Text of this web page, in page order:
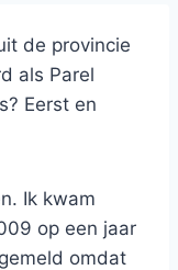
de provincie
als Parel
Eerst en
Ik kwam
op een jaar
omdat